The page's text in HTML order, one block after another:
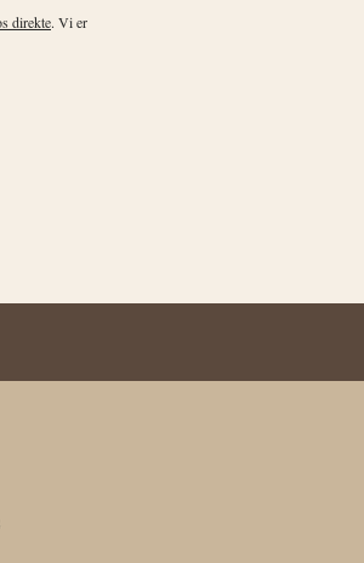
direkte. Vi er